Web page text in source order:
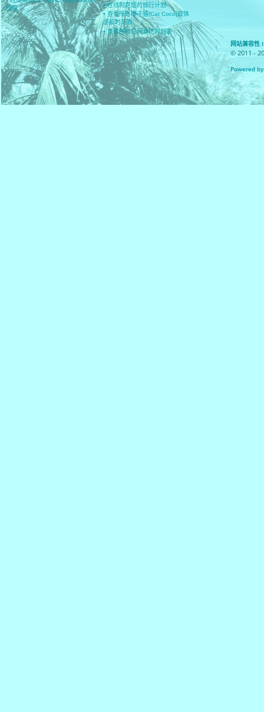
旅馆
• 在线制定您的旅行计划
• 查看所有椰子猫(Cat Coco)双体
游艇时刻表
• 查看所有岛间渡轮时刻表
网站兼容
© 2011 -
Powered by